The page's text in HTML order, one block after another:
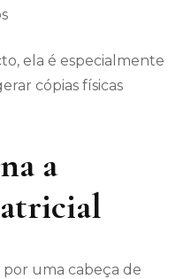
ela é especialmente
cópias físicas
a
uma cabeça de